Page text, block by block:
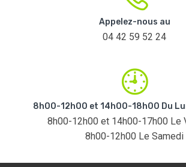
Appelez-nous au
04 42 59 52 24
8h00-12h00 et 14h00-18h00 Du
8h00-12h00 et 14h00-17h00 Le
8h00-12h00 Le Samedi